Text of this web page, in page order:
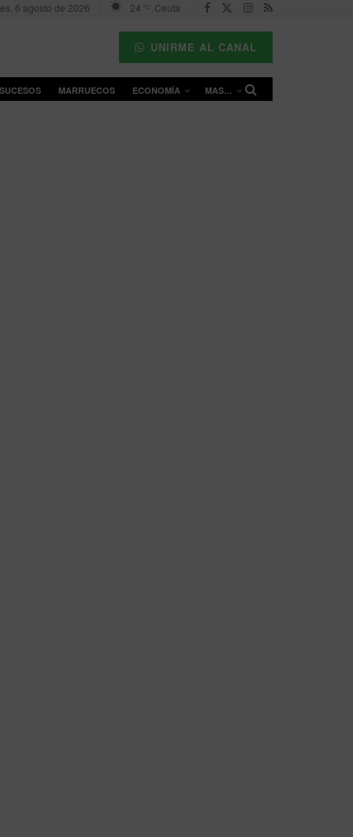
6 agosto de 2026 24 °C Ceuta
UNIRME AL CANAL
MARRUECOS ECONOMÍA MAS…